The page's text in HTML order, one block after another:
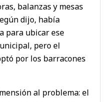
balanzas y mesas
dijo, había
para ubicar ese
pero el
por los barracones
al problema: el